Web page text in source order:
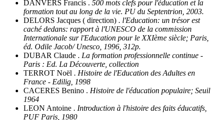
DANVERS Francis . 500 mots clefs pour l'éducation et la
formation tout au long de la vie. PU du Septentrion, 2003.
DELORS Jacques ( direction) . l'Education: un trésor est
caché dedans: rapport à l'UNESCO de la commission
Internationale sur l'Education pour le XXIème siècle; Paris,
éd. Odile Jacob/ Unesco, 1996, 312p.
DUBAR Claude . La formation professionnelle continue -
Paris : Ed. La Découverte, collection
TERROT Noël . Histoire de l'Education des Adultes en
France - Edilig, 1998
CACERES Benino . Histoire de l'éducation populaire; Seuil
1964
LEON Antoine . Introduction à l'histoire des faits éducatifs,
PUF Paris, 1980